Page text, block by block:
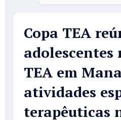
Copa TEA
adolescentes
TEA em
atividades
terapêuticas